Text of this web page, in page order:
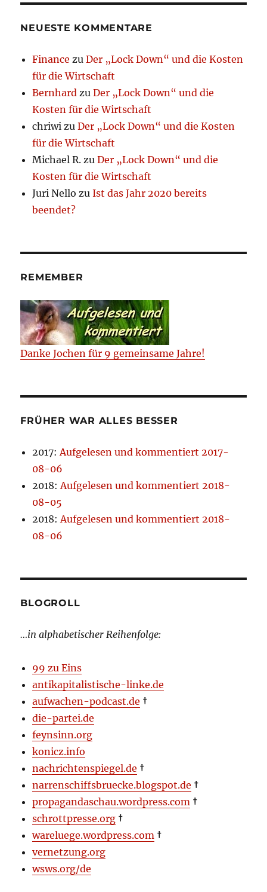
NEUESTE KOMMENTARE
Finance zuDer „Lock Down“ und die Kosten
für die Wirtschaft
Bernhard zuDer „Lock Down“ und die
Kosten für die Wirtschaft
chriwi zuDer „Lock Down“ und die Kosten
für die Wirtschaft
Michael R. zuDer „Lock Down“ und die
Kosten für die Wirtschaft
Juri Nello zuIst das Jahr 2020 bereits
beendet?
REMEMBER
Danke Jochen für 9 gemeinsame Jahre!
FRÜHER WAR ALLES BESSER
2017:Aufgelesen und kommentiert 2017-
08-06
2018:Aufgelesen und kommentiert 2018-
08-05
2018:Aufgelesen und kommentiert 2018-
08-06
BLOGROLL
…in alphabetischer Reihenfolge:
99 zu Eins
antikapitalistische-linke.de
aufwachen-podcast.de †
die-partei.de
feynsinn.org
konicz.info
nachrichtenspiegel.de †
narrenschiffsbruecke.blogspot.de †
propagandaschau.wordpress.com †
schrottpresse.org †
wareluege.wordpress.com †
vernetzung.org
wsws.org/de